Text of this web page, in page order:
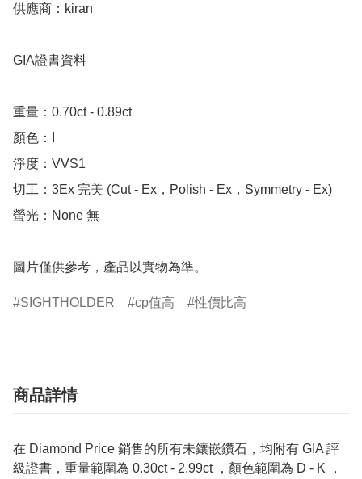
供應商：kiran
GIA證書資料
重量：0.70ct - 0.89ct
顏色：I
淨度：VVS1
切工：3Ex 完美 (Cut - Ex，Polish - Ex，Symmetry - Ex)
螢光：None 無
圖片僅供參考，產品以實物為準。
SIGHTHOLDER cp值高 性價比高
商品詳情
在 Diamond Price 銷售的所有未鑲嵌鑽石，均附有 GIA 評
級證書，重量範圍為 0.30ct - 2.99ct ，顏色範圍為 D - K ，